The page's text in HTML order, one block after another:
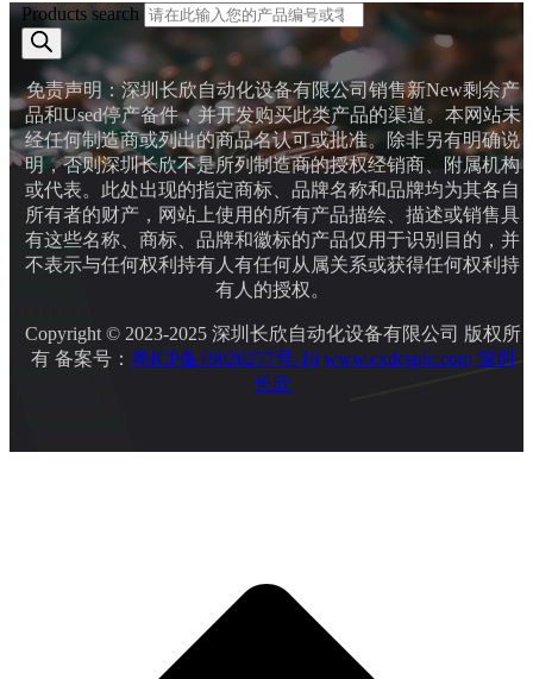
Products search
免责声明：深圳长欣自动化设备有限公司销售新New剩余产
品和Used停产备件，并开发购买此类产品的渠道。本网站未
经任何制造商或列出的商品名认可或批准。除非另有明确说
明，否则深圳长欣不是所列制造商的授权经销商、附属机构
或代表。此处出现的指定商标、品牌名称和品牌均为其各自
所有者的财产，网站上使用的所有产品描绘、描述或销售具
有这些名称、商标、品牌和徽标的产品仅用于识别目的，并
不表示与任何权利持有人有任何从属关系或获得任何权利持
有人的授权。
Copyright © 2023-2025 深圳长欣自动化设备有限公司 版权所
有 备案号： 粤ICP备19020277号-16 www.cxdcsplc.com 深圳
长欣